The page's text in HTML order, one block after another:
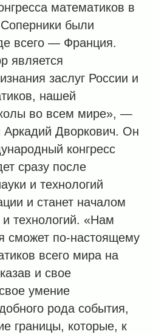
математиков в
были
всего — Франция.
является
заслуг России и
нашей
во всем мире», —
Аркадий Дворкович. Он
конгресс
сразу после
и технологий
и станет началом
технологий. «Нам
сможет по-настоящему
всего мира на
и свое
умение
рода события,
границы, которые, к